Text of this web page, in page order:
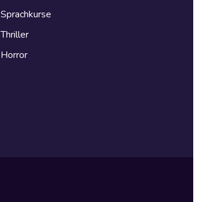
Sprachkurse
Thriller
Horror